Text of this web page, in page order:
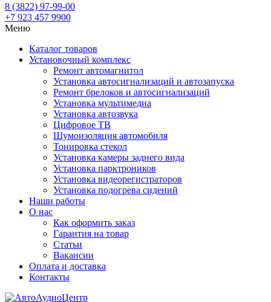
8 (3822) 97-99-00
+7 923 457 9900
Меню
Каталог товаров
Установочный комплекс
Ремонт автомагнитол
Установка автосигнализаций и автозапуска
Ремонт брелоков и автосигнализаций
Установка мультимедиа
Установка автозвука
Цифровое ТВ
Шумоизоляция автомобиля
Тонировка стекол
Установка камеры заднего вида
Установка парктроников
Установка видеорегистраторов
Установка подогрева сидений
Наши работы
О нас
Как оформить заказ
Гарантия на товар
Статьи
Вакансии
Оплата и доставка
Контакты